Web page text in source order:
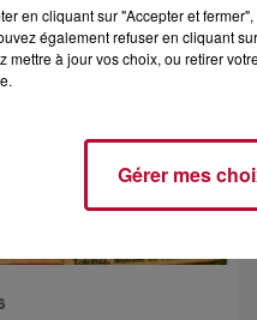
voyager à l'autre bout
en cliquant sur "Accepter et
également refuser en cliquant
mettre à jour vos choix, ou retirer
Gérer mes